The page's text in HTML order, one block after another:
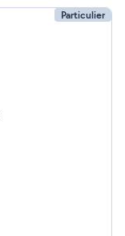
Particulier